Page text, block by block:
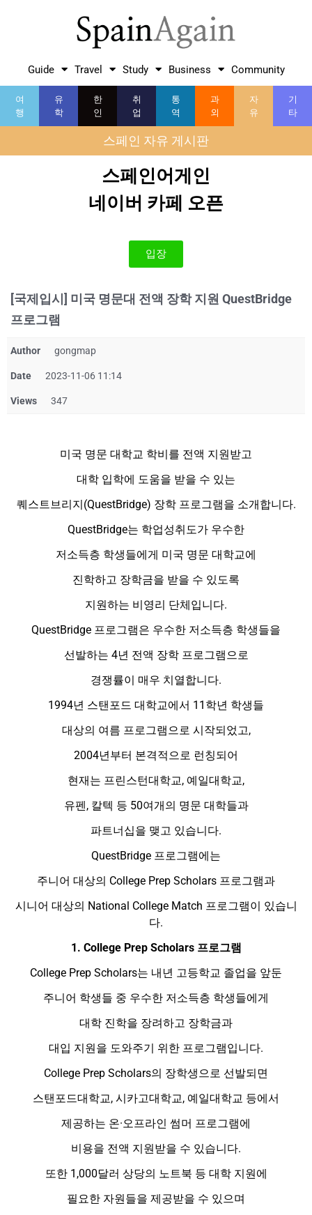
Guide Travel Study Business Community
여
행
유
학
한
인
취
업
통
역
과
외
자
유
기
타
스페인 자유 게시판
스페인어게인
네이버 카페 오픈
입장
[국제입시] 미국 명문대 전액 장학 지원 QuestBridge
프로그램
Author gongmap
Date 2023-11-06 11:14
Views 347
미국 명문 대학교 학비를 전액 지원받고
대학 입학에 도움을 받을 수 있는
퀘스트브리지(QuestBridge) 장학 프로그램을 소개합니다.
QuestBridge는 학업성취도가 우수한
저소득층 학생들에게 미국 명문 대학교에
진학하고 장학금을 받을 수 있도록
지원하는 비영리 단체입니다.
QuestBridge 프로그램은 우수한 저소득층 학생들을
선발하는 4년 전액 장학 프로그램으로
경쟁률이 매우 치열합니다.
1994년 스탠포드 대학교에서 11학년 학생들
대상의 여름 프로그램으로 시작되었고,
2004년부터 본격적으로 런칭되어
현재는 프린스턴대학교, 예일대학교,
유펜, 칼텍 등 50여개의 명문 대학들과
파트너십을 맺고 있습니다.
QuestBridge 프로그램에는
주니어 대상의 College Prep Scholars 프로그램과
시니어 대상의 National College Match 프로그램이 있습니
다.
1. College Prep Scholars 프로그램
College Prep Scholars는 내년 고등학교 졸업을 앞둔
주니어 학생들 중 우수한 저소득층 학생들에게
대학 진학을 장려하고 장학금과
대입 지원을 도와주기 위한 프로그램입니다.
College Prep Scholars의 장학생으로 선발되면
스탠포드대학교, 시카고대학교, 예일대학교 등에서
제공하는 온·오프라인 썸머 프로그램에
비용을 전액 지원받을 수 있습니다.
또한 1,000달러 상당의 노트북 등 대학 지원에
필요한 자원들을 제공받을 수 있으며